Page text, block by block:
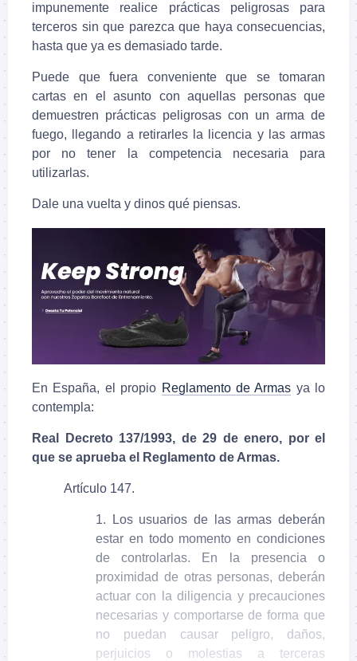
impunemente realice prácticas peligrosas para
terceros sin que parezca que haya consecuencias,
hasta que ya es demasiado tarde.
Puede que fuera conveniente que se tomaran
cartas en el asunto con aquellas personas que
demuestren prácticas peligrosas con un arma de
fuego, llegando a retirarles la licencia y las armas
por no tener la competencia necesaria para
utilizarlas.
Dale una vuelta y dinos qué piensas.
En España, el propio Reglamento de Armas ya lo
contempla:
Real Decreto 137/1993, de 29 de enero, por el
que se aprueba el Reglamento de Armas.
Artículo 147.
1. Los usuarios de las armas deberán
estar en todo momento en condiciones
de controlarlas. En la presencia o
proximidad de otras personas, deberán
actuar con la diligencia y precauciones
necesarias y comportarse de forma que
no puedan causar peligro, daños,
perjuicios o molestias a terceras